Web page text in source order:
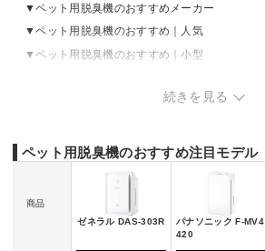
ペット用脱臭機のおすすめメーカー
ペット用脱臭機のおすすめ｜人気
ペット用脱臭機のおすすめ｜小型
続きを見る
ペット用脱臭機のおすすめ注目モデル
商品
ゼネラル DAS-303R
パナソニック F-MV4
420